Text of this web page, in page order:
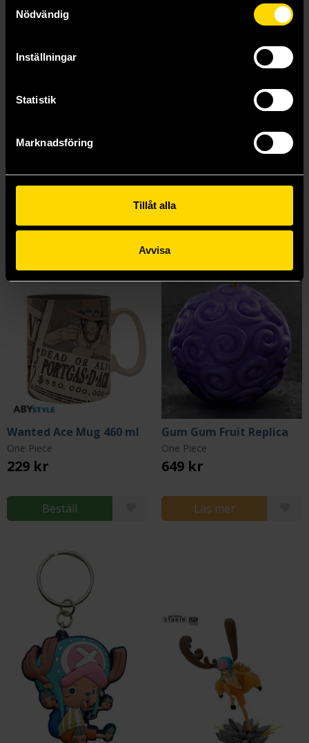
Nödvändig
Inställningar
Statistik
Marknadsföring
Tillåt alla
Avvisa
Längre leveranstid
Beställ
Wanted Zoro Black T-shirt (X-Large)
Beställ
Wanted Ace Mug 460 ml
One Piece
229 kr
Beställ
Gum Gum Fruit Replica
One Piece
649 kr
Läs mer